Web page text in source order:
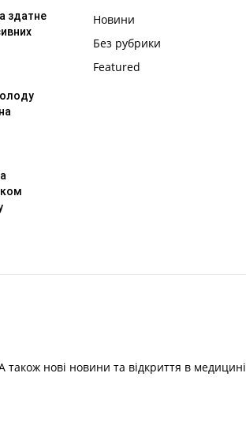
здатне
Новини
Без рубрики
Featured
нові новини та відкриття в медицині